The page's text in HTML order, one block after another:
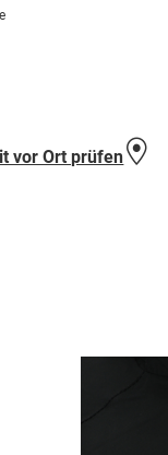
vor Ort prüfen